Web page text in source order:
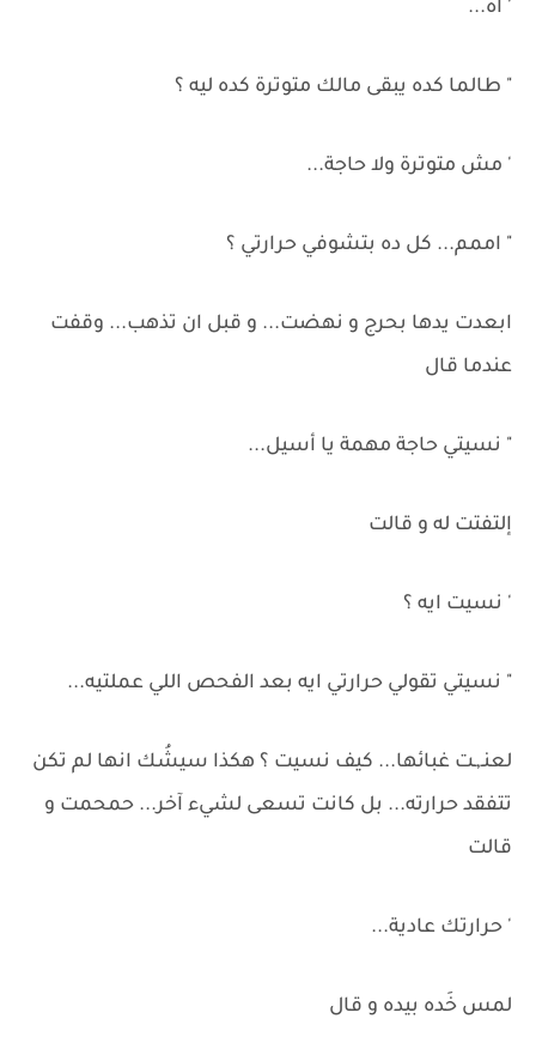
' اه...
" طالما كده يبقى مالك متوترة كده ليه ؟
' مش متوترة ولا حاجة...
" اممم... كل ده بتشوفي حرارتي ؟
ابعدت يدها بحرج و نهضت... و قبل ان تذهب... وقفت
عندما قال
" نسيتي حاجة مهمة يا أسيل...
إلتفتت له و قالت
' نسيت ايه ؟
" نسيتي تقولي حرارتي ايه بعد الفحص اللي عملتيه...
لعنـ,ـت غبائها... كيف نسيت ؟ هكذا سيشُك انها لم تكن
تتفقد حرارته... بل كانت تسعى لشيء آخر... حمحمت و
قالت
' حرارتك عادية...
لمس خَده بيده و قال